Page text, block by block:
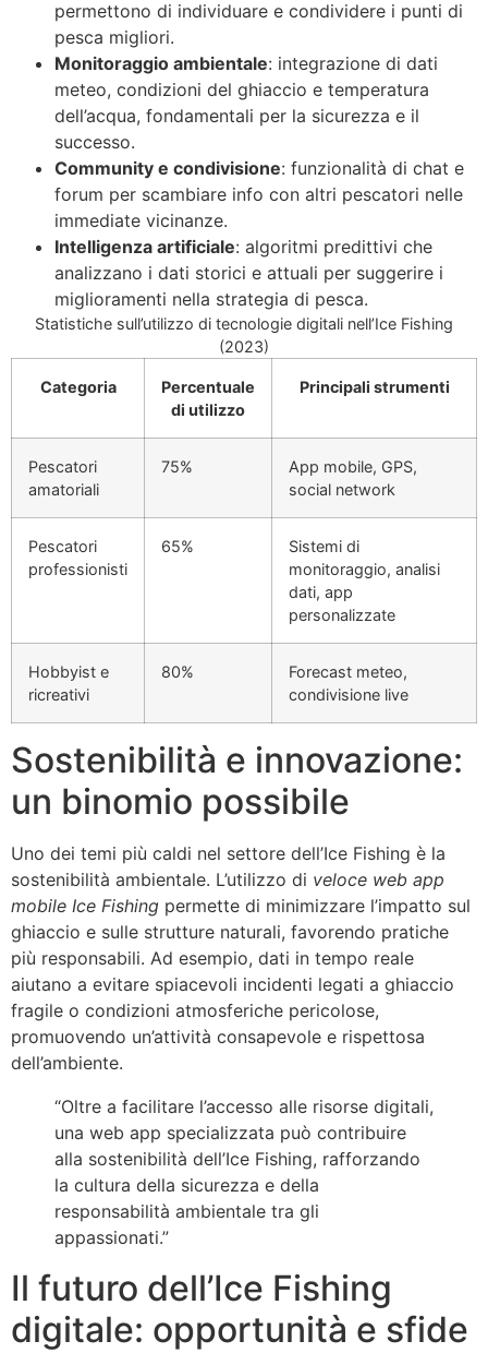
permettono di individuare e condividere i punti di
pesca migliori.
Monitoraggio ambientale: integrazione di dati
meteo, condizioni del ghiaccio e temperatura
dell’acqua, fondamentali per la sicurezza e il
successo.
Community e condivisione: funzionalità di chat e
forum per scambiare info con altri pescatori nelle
immediate vicinanze.
Intelligenza artificiale: algoritmi predittivi che
analizzano i dati storici e attuali per suggerire i
miglioramenti nella strategia di pesca.
Statistiche sull’utilizzo di tecnologie digitali nell’Ice Fishing
(2023)
Categoria
Percentuale
di utilizzo
Principali strumenti
Pescatori
amatoriali
75%
App mobile, GPS,
social network
Pescatori
professionisti
65%
Sistemi di
monitoraggio, analisi
dati, app
personalizzate
Hobbyist e
ricreativi
80%
Forecast meteo,
condivisione live
Sostenibilità e innovazione:
un binomio possibile
Uno dei temi più caldi nel settore dell’Ice Fishing è la
sostenibilità ambientale. L’utilizzo di veloce web app
mobile Ice Fishing permette di minimizzare l’impatto sul
ghiaccio e sulle strutture naturali, favorendo pratiche
più responsabili. Ad esempio, dati in tempo reale
aiutano a evitare spiacevoli incidenti legati a ghiaccio
fragile o condizioni atmosferiche pericolose,
promuovendo un’attività consapevole e rispettosa
dell’ambiente.
“Oltre a facilitare l’accesso alle risorse digitali,
una web app specializzata può contribuire
alla sostenibilità dell’Ice Fishing, rafforzando
la cultura della sicurezza e della
responsabilità ambientale tra gli
appassionati.”
Il futuro dell’Ice Fishing
digitale: opportunità e sfide